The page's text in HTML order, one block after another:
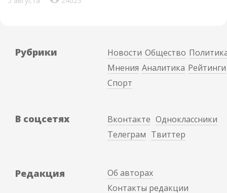
Рубрики Новости Общество
Мнения Аналитика Рейтинги
Спорт
В соцсетях Вконтакте Одноклассники
Телеграм Твиттер
Редакция
Об авторах
Контакты редакции